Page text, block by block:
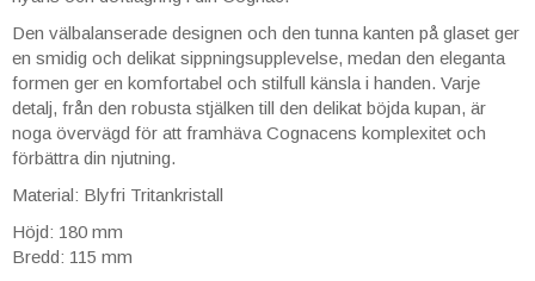
Den välbalanserade designen och den tunna kanten på glaset ger
en smidig och delikat sippningsupplevelse, medan den eleganta
formen ger en komfortabel och stilfull känsla i handen. Varje
detalj, från den robusta stjälken till den delikat böjda kupan, är
noga övervägd för att framhäva Cognacens komplexitet och
förbättra din njutning.
Material: Blyfri Tritankristall
Höjd: 180 mm
Bredd: 115 mm